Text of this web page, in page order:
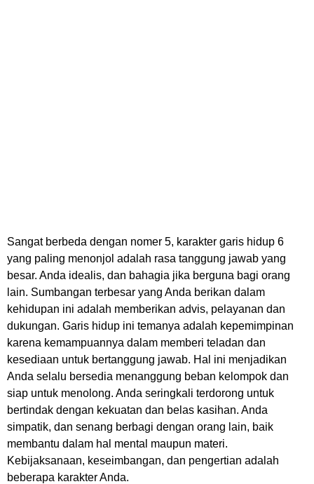
Sangat berbeda dengan nomer 5, karakter garis hidup 6
yang paling menonjol adalah rasa tanggung jawab yang
besar. Anda idealis, dan bahagia jika berguna bagi orang
lain. Sumbangan terbesar yang Anda berikan dalam
kehidupan ini adalah memberikan advis, pelayanan dan
dukungan. Garis hidup ini temanya adalah kepemimpinan
karena kemampuannya dalam memberi teladan dan
kesediaan untuk bertanggung jawab. Hal ini menjadikan
Anda selalu bersedia menanggung beban kelompok dan
siap untuk menolong. Anda seringkali terdorong untuk
bertindak dengan kekuatan dan belas kasihan. Anda
simpatik, dan senang berbagi dengan orang lain, baik
membantu dalam hal mental maupun materi.
Kebijaksanaan, keseimbangan, dan pengertian adalah
beberapa karakter Anda.